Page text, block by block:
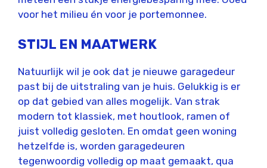
voor het milieu én voor je portemonnee.
STIJL EN MAATWERK
Natuurlijk wil je ook dat je nieuwe garagedeur
past bij de uitstraling van je huis. Gelukkig is er
op dat gebied van alles mogelijk. Van strak
modern tot klassiek, met houtlook, ramen of
juist volledig gesloten. En omdat geen woning
hetzelfde is, worden garagedeuren
tegenwoordig volledig op maat gemaakt, qua